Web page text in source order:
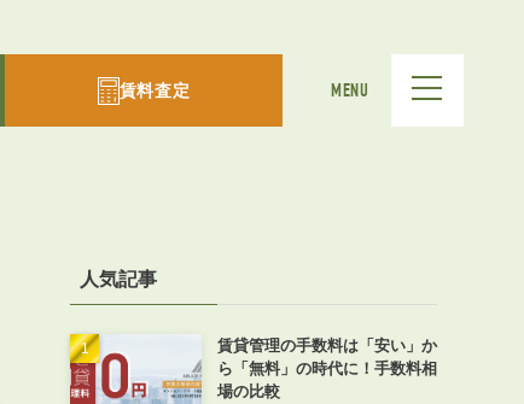
賃料査定 MENU
人気記事
賃貸管理の手数料は「安い」か
ら「無料」の時代に！手数料相
場の比較